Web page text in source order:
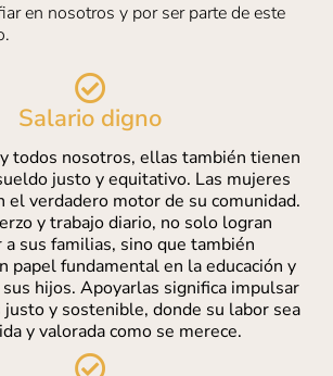
en nosotros y por ser parte de este
Salario digno
todos nosotros, ellas también tienen
justo y equitativo. Las mujeres
el verdadero motor de su comunidad.
y trabajo diario, no solo logran
a sus familias, sino que también
papel fundamental en la educación y
hijos. Apoyarlas significa impulsar
y sostenible, donde su labor sea
y valorada como se merece.